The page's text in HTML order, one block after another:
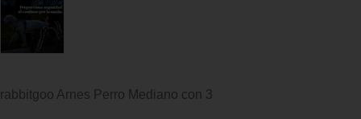
rabbitgoo Arnes Perro Mediano con 3